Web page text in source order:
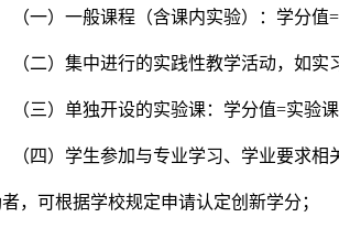
（一）一般课程（含课内实验）：学分值=
（二）集中进行的实践性教学活动，如
（三）单独开设的实验课：学分值=实验
（四）学生参加与专业学习、学业要求
，可根据学校规定申请认定创新学分；